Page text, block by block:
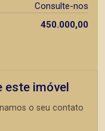
Consulte-nos
450.000,00
este imóvel
o seu contato